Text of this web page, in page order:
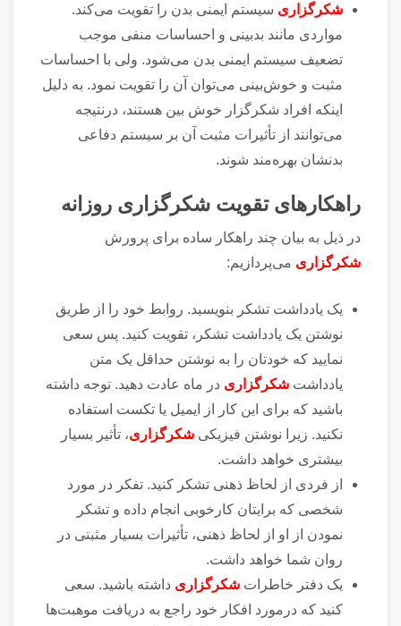
شکرگزاری سیستم ایمنی بدن را تقویت می‌کند.
مواردی مانند بدبینی و احساسات منفی موجب
تضعیف سیستم ایمنی بدن می‌شود. ولی با احساسات
مثبت و خوش‌بینی می‌توان آن را تقویت نمود. به دلیل
اینکه افراد شکرگزار خوش بین هستند، درنتیجه
می‌توانند از تأثیرات مثبت آن بر سیستم دفاعی
بدنشان بهره‌مند شوند.
راهکار‌های تقویت شکرگزاری روزانه
در ذیل به بیان چند راهکار ساده برای پرورش
شکرگزاری می‌پردازیم:
یک یادداشت تشکر بنویسید. روابط خود را از طریق
نوشتن یک یادداشت تشکر، تقویت کنید. پس سعی
نمایید که خودتان را به نوشتن حداقل یک متن
یادداشت شکرگزاری در ماه عادت دهید. توجه داشته
باشید که برای این کار از ایمیل یا تکست استفاده
نکنید. زیرا نوشتن فیزیکی شکرگزاری، تأثیر بسیار
بیشتری خواهد داشت.
از فردی از لحاظ ذهنی تشکر کنید. تفکر در مورد
شخصی که برایتان کارخوبی انجام داده و تشکر
نمودن از او از لحاظ ذهنی، تأثیرات بسیار مثبتی در
روان شما خواهد داشت.
یک دفتر خاطرات شکرگزاری داشته باشید. سعی
کنید که درمورد افکار خود راجع به دریافت موهبت‌ها